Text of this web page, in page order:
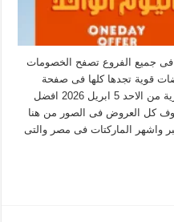
جميع الفروع تصفح الخصومات
قوية تجدها كلها فى صفحة
واحدة العروض الجديدة من كازيون سارية من الاحد 5 ابريل 2026 افضل
كل العروض فى الصور من هنا
واشهر الماركتات فى مصر والتى